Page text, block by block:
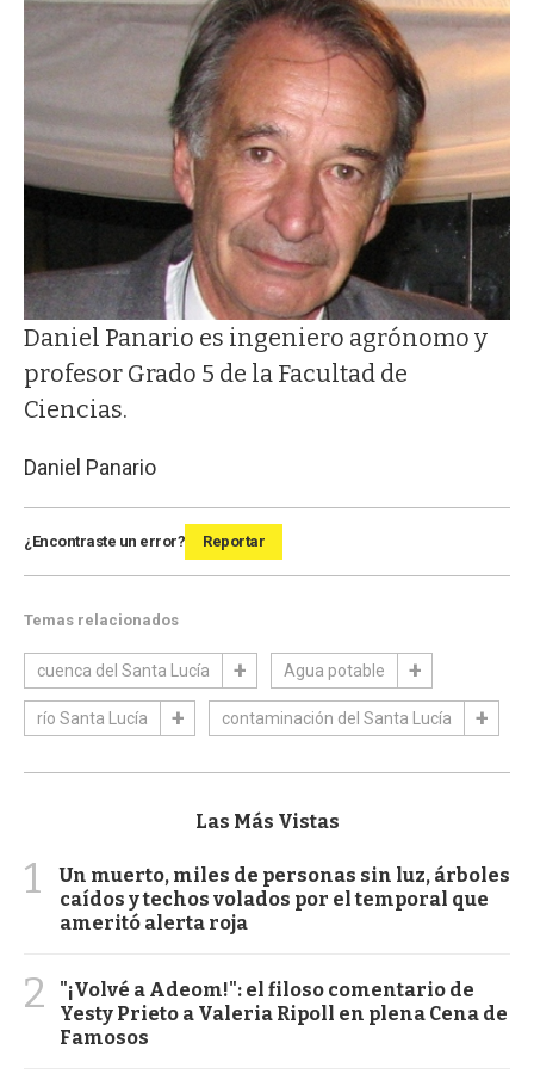
Daniel Panario es ingeniero agrónomo y
profesor Grado 5 de la Facultad de
Ciencias.
Daniel Panario
¿Encontraste un error? Reportar
Temas relacionados
cuenca del Santa Lucía Agua potable
río Santa Lucía contaminación del Santa Lucía
Las Más Vistas
1
Un muerto, miles de personas sin luz, árboles
caídos y techos volados por el temporal que
ameritó alerta roja
2
"¡Volvé a Adeom!": el filoso comentario de
Yesty Prieto a Valeria Ripoll en plena Cena de
Famosos